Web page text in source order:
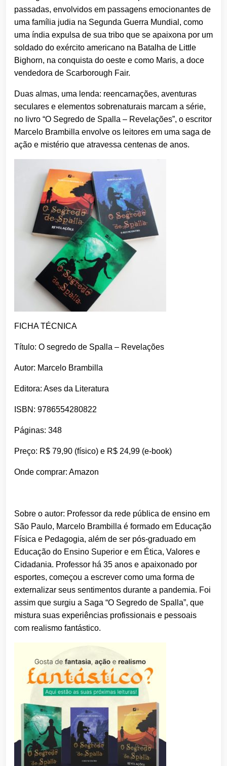
passadas, envolvidos em passagens emocionantes de
uma família judia na Segunda Guerra Mundial, como
uma índia expulsa de sua tribo que se apaixona por um
soldado do exército americano na Batalha de Little
Bighorn, na conquista do oeste e como Maris, a doce
vendedora de Scarborough Fair.
Duas almas, uma lenda: reencarnações, aventuras
seculares e elementos sobrenaturais marcam a série,
no livro “O Segredo de Spalla – Revelações”, o escritor
Marcelo Brambilla envolve os leitores em uma saga de
ação e mistério que atravessa centenas de anos.
FICHA TÉCNICA
Título: O segredo de Spalla – Revelações
Autor: Marcelo Brambilla
Editora: Ases da Literatura
ISBN: 9786554280822
Páginas: 348
Preço: R$ 79,90 (físico) e R$ 24,99 (e-book)
Onde comprar: Amazon
Sobre o autor: Professor da rede pública de ensino em
São Paulo, Marcelo Brambilla é formado em Educação
Física e Pedagogia, além de ser pós-graduado em
Educação do Ensino Superior e em Ética, Valores e
Cidadania. Professor há 35 anos e apaixonado por
esportes, começou a escrever como uma forma de
externalizar seus sentimentos durante a pandemia. Foi
assim que surgiu a Saga “O Segredo de Spalla”, que
mistura suas experiências profissionais e pessoais
com realismo fantástico.